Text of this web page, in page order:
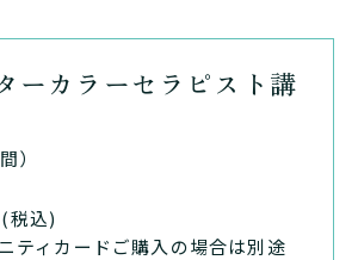
ーカラーセラピスト講
）
税込)
ティカードご購入の場合は別途